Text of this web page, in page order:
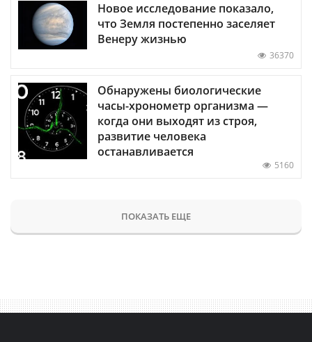
Новое исследование показало,
что Земля постепенно заселяет
Венеру жизнью
36370
Обнаружены биологические
часы-хронометр организма —
когда они выходят из строя,
развитие человека
останавливается
5160
ПОКАЗАТЬ ЕЩЕ